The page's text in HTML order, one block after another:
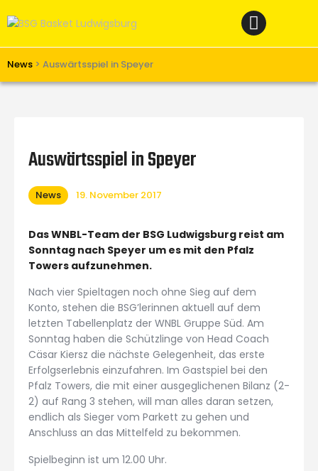
News > Auswärtsspiel in Speyer
Verein
Unterstützen
Links
Auswärtsspiel in Speyer
News 19. November 2017
Das WNBL-Team der BSG Ludwigsburg reist am
Sonntag nach Speyer um es mit den Pfalz
Towers aufzunehmen.
Nach vier Spieltagen noch ohne Sieg auf dem
Konto, stehen die BSG’lerinnen aktuell auf dem
letzten Tabellenplatz der WNBL Gruppe Süd. Am
Sonntag haben die Schützlinge von Head Coach
Cäsar Kiersz die nächste Gelegenheit, das erste
Erfolgserlebnis einzufahren. Im Gastspiel bei den
Pfalz Towers, die mit einer ausgeglichenen Bilanz (2-
2) auf Rang 3 stehen, will man alles daran setzen,
endlich als Sieger vom Parkett zu gehen und
Anschluss an das Mittelfeld zu bekommen.
Spielbeginn ist um 12.00 Uhr.